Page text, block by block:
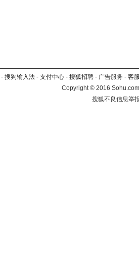
- 搜狗输入法 - 支付中心 - 搜狐招聘 - 广告服务 - 客
Copyright©2016
搜狐不良信息举